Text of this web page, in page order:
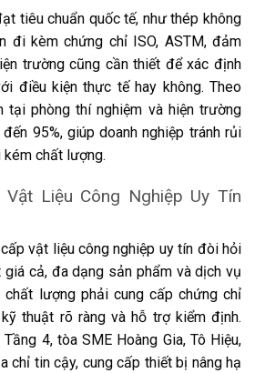
tiêu chuẩn quốc tế, như thép không
đi kèm chứng chỉ ISO, ASTM, đảm
trường cũng cần thiết để xác định
điều kiện thực tế hay không. Theo
tại phòng thí nghiệm và hiện trường
95%, giúp doanh nghiệp tránh rủi
chất lượng.
Liệu Công Nghiệp Uy Tín
vật liệu công nghiệp uy tín đòi hỏi
cả, đa dạng sản phẩm và dịch vụ
chất lượng phải cung cấp chứng chỉ
thuật rõ ràng và hỗ trợ kiểm định.
4, tòa SME Hoàng Gia, Tô Hiệu,
chỉ tin cậy, cung cấp thiết bị nâng hạ